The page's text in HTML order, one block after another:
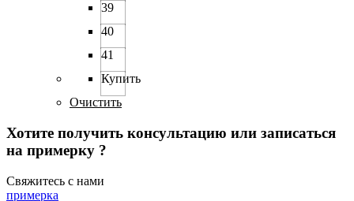
39
40
41
Купить
Очистить
Хотите получить консультацию или записаться
на примерку ?
Свяжитесь с нами
примерка